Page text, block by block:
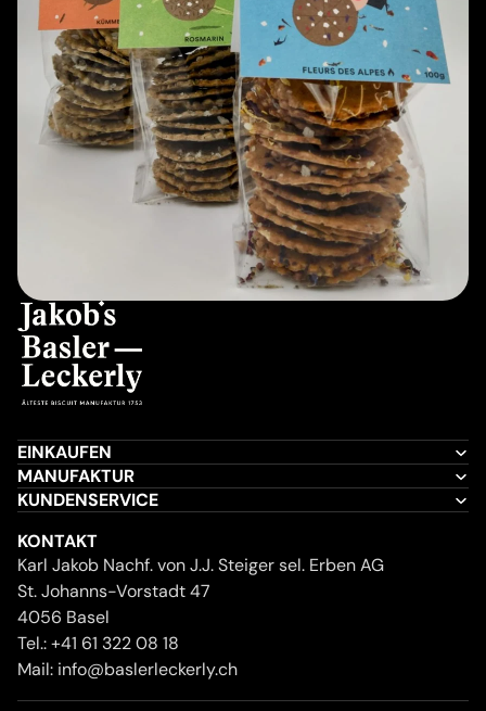
EINKAUFEN
MANUFAKTUR
KUNDENSERVICE
KONTAKT
Karl Jakob Nachf. von J.J. Steiger sel. Erben AG
St. Johanns-Vorstadt 47
4056 Basel
Tel.:+41 61 322 08 18
Mail: info@baslerleckerly.ch